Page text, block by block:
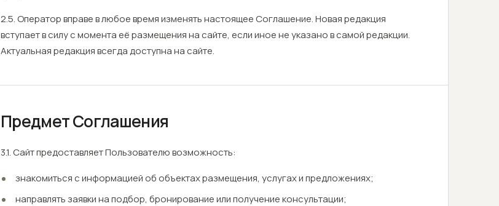
2.5. Оператор вправе в любое время изменять настоящее Соглашение. Новая редакция
вступает в силу с момента её размещения на сайте, если иное не указано в самой редакции.
Актуальная редакция всегда доступна на сайте.
Предмет Соглашения
3.1. Сайт предоставляет Пользователю возможность:
знакомиться с информацией об объектах размещения, услугах и предложениях;
направлять заявки на подбор, бронирование или получение консультации;